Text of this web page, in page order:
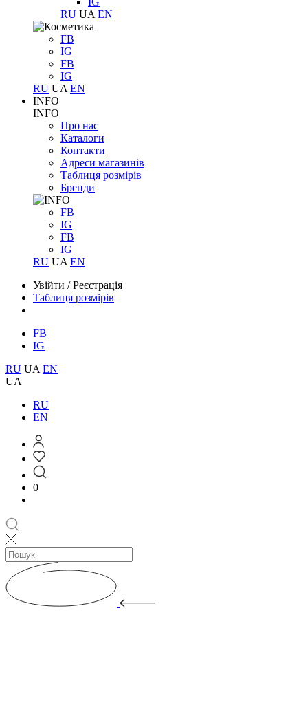
RU UA EN
FB
IG
FB
IG
RU UA EN
INFO
INFO
Про нас
Каталоги
Контакти
Адреси магазинів
Таблиця розмірів
Бренди
FB
IG
FB
IG
RU UA EN
Увійти /Реєстрація
Таблиця розмірів
FB
IG
RU UA EN
UA
RU
EN
0